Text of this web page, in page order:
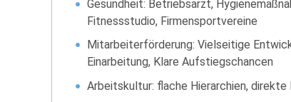
Gesundheit: Betriebsarzt,
Fitnessstudio, Firmensportvereine
Mitarbeiterförderung: Vielseitige
Einarbeitung, Klare Aufstiegschancen
Arbeitskultur: flache Hierarchien,